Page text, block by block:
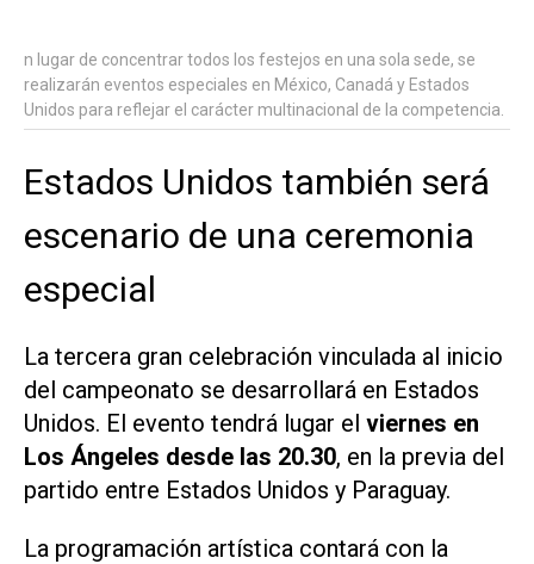
n lugar de concentrar todos los festejos en una sola sede, se
realizarán eventos especiales en México, Canadá y Estados
Unidos para reflejar el carácter multinacional de la competencia.
Estados Unidos también será
escenario de una ceremonia
especial
La tercera gran celebración vinculada al inicio
del campeonato se desarrollará en Estados
Unidos. El evento tendrá lugar el viernes en
Los Ángeles desde las 20.30, en la previa del
partido entre Estados Unidos y Paraguay.
La programación artística contará con la